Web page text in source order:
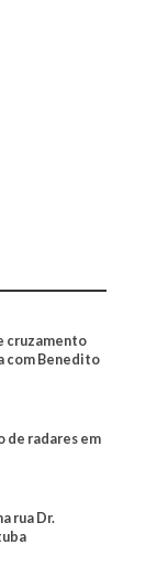
cruzamento
com Benedito
de radares em
rua Dr.